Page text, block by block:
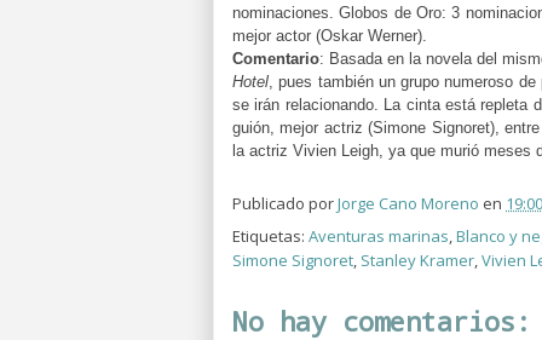
nominaciones. Globos de Oro: 3
mejor actor (Oskar Werner).
Comentario: Basada en la novela del
Hotel , pues también un grupo numeroso
se irán relacionando. La cinta está repleta
guión, mejor actriz (Simone Signoret),
la actriz Vivien Leigh, ya que murió meses
Publicado porJorge Cano Moreno en 19:00
Etiquetas: Aventuras marinas,Blanco y
Simone Signoret, Stanley Kramer,Vivien
No hay comentarios: